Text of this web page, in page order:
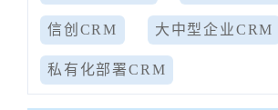
信创CRM 大中型企业CRM
私有化部署CRM